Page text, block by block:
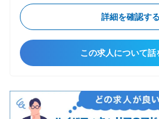
アントがトランザクションまた
る問題を解決できるよう全力で支
ッション デジタル化の進展によ
多様なデータから有益な示唆を
を駆使して、斬新な視点から企
その示唆を戦略策定、組織改革
詳細を確認する
この求人について話